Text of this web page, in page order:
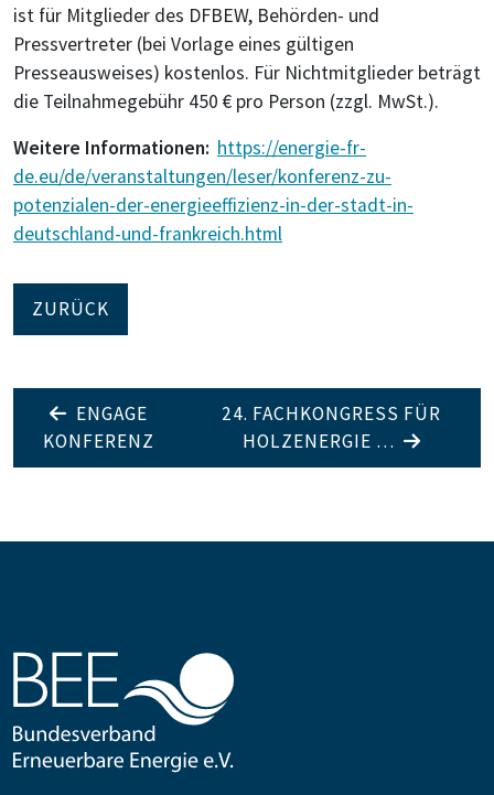
ist für Mitglieder des DFBEW, Behörden- und
Pressvertreter (bei Vorlage eines gültigen
Presseausweises) kostenlos. Für Nichtmitglieder beträgt
die Teilnahmegebühr 450 € pro Person (zzgl. MwSt.).
Weitere Informationen: https://energie-fr-
de.eu/de/veranstaltungen/leser/konferenz-zu-
potenzialen-der-energieeffizienz-in-der-stadt-in-
deutschland-und-frankreich.html
ZURÜCK
ENGAGE
KONFERENZ
24. FACHKONGRESS FÜR
HOLZENERGIE …